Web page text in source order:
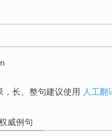
，长、整句建议使用 人工翻
威例句